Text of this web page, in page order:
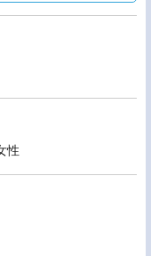
性